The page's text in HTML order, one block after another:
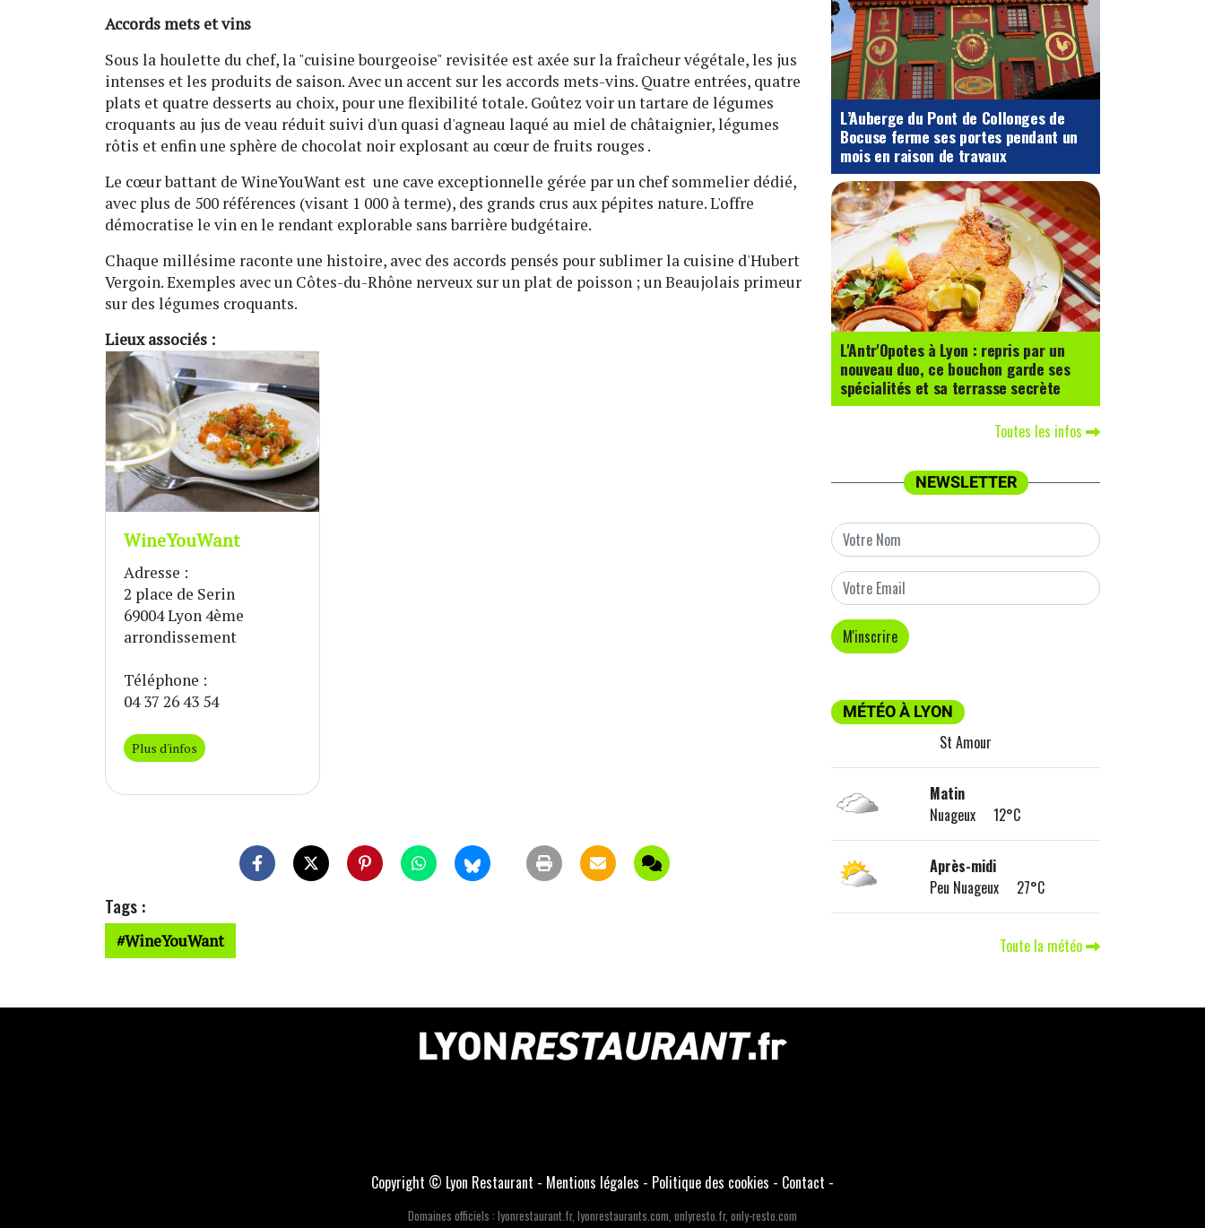
Accords mets et vins
Sous la houlette du chef, la "cuisine bourgeoise" revisitée est axée sur la fraîcheur végétale, les jus
intenses et les produits de saison. Avec un accent sur les accords mets-vins. Quatre entrées, quatre
plats et quatre desserts au choix, pour une flexibilité totale. Goûtez voir un tartare de légumes
croquants au jus de veau réduit suivi d'un quasi d'agneau laqué au miel de châtaignier, légumes
rôtis et enfin une sphère de chocolat noir explosant au cœur de fruits rouges .
Le cœur battant de WineYouWant est une cave exceptionnelle gérée par un chef sommelier dédié,
avec plus de 500 références (visant 1 000 à terme), des grands crus aux pépites nature. L'offre
démocratise le vin en le rendant explorable sans barrière budgétaire.
Chaque millésime raconte une histoire, avec des accords pensés pour sublimer la cuisine d'Hubert
Vergoin. Exemples avec un Côtes-du-Rhône nerveux sur un plat de poisson ; un Beaujolais primeur
sur des légumes croquants.
Lieux associés :
WineYouWant
Adresse :
2 place de Serin
69004 Lyon 4ème
arrondissement
Téléphone :
04 37 26 43 54
Plus d'infos
Tags :
WineYouWant
L’Auberge du Pont de Collonges de
Bocuse ferme ses portes pendant un
mois en raison de travaux
L'Antr'Opotes à Lyon : repris par un
nouveau duo, ce bouchon garde ses
spécialités et sa terrasse secrète
Toutes les infos
NEWSLETTER
MÉTÉO À LYON
St Amour
Matin
Nuageux 12°C
Après-midi
Peu Nuageux 27°C
Toute la météo
Copyright © Lyon Restaurant - Mentions légales - Politique des cookies - Contact -
Domaines officiels : lyonrestaurant.fr, lyonrestaurants.com, onlyresto.fr, only-resto.com